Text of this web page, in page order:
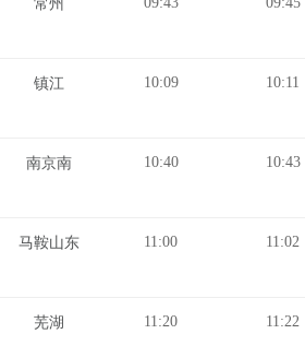
常州
镇江 10:09 10:11
南京南 10:40 10:43
马鞍山东 11:00 11:02
芜湖 11:20 11:22